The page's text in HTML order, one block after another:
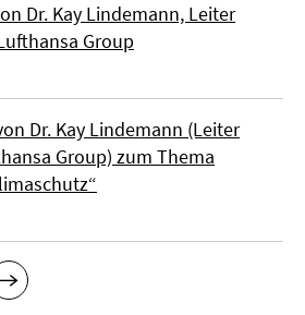
Dr. Kay Lindemann, Leiter
Group
Dr. Kay Lindemann (Leiter
Group) zum Thema